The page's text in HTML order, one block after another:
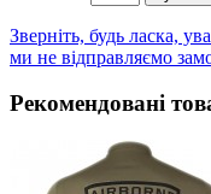
Зверніть, будь ласка,
ми не відправляємо
Рекомендовані